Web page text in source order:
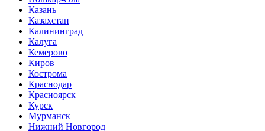
Казань
Казахстан
Калининград
Калуга
Кемерово
Киров
Кострома
Краснодар
Красноярск
Курск
Мурманск
Нижний Новгород